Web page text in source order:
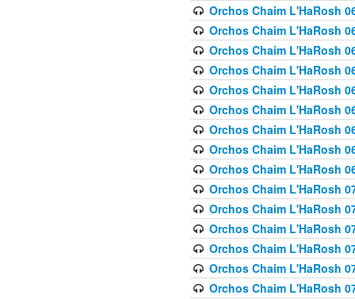
Orchos Chaim L'HaRosh
Orchos Chaim L'HaRosh
Orchos Chaim L'HaRosh
Orchos Chaim L'HaRosh
Orchos Chaim L'HaRosh
Orchos Chaim L'HaRosh
Orchos Chaim L'HaRosh
Orchos Chaim L'HaRosh
Orchos Chaim L'HaRosh
Orchos Chaim L'HaRosh
Orchos Chaim L'HaRosh
Orchos Chaim L'HaRosh
Orchos Chaim L'HaRosh
Orchos Chaim L'HaRosh
Orchos Chaim L'HaRosh